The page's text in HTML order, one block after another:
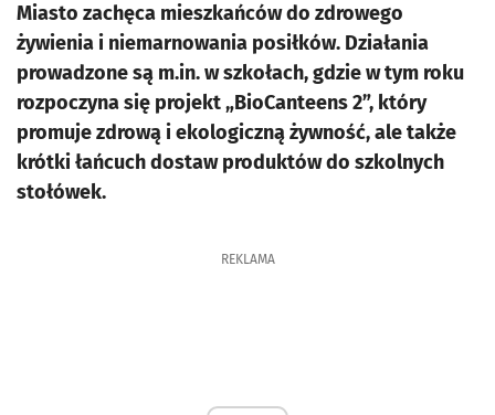
Miasto zachęca mieszkańców do zdrowego
żywienia i niemarnowania posiłków. Działania
prowadzone są m.in. w szkołach, gdzie w tym roku
rozpoczyna się projekt „BioCanteens 2”, który
promuje zdrową i ekologiczną żywność, ale także
krótki łańcuch dostaw produktów do szkolnych
stołówek.
REKLAMA